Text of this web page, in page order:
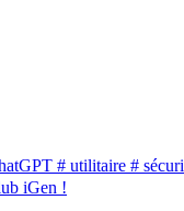
# utilitaire #
iGen !